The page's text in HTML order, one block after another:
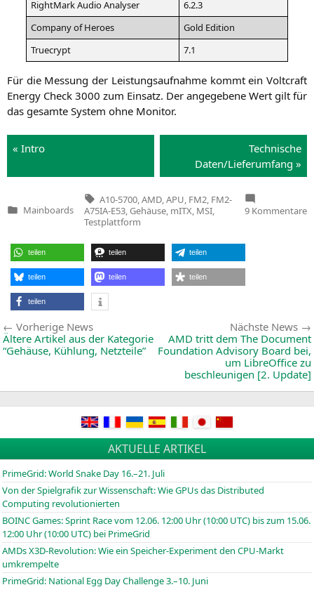
Right­Mark Audio Analyser
6.2.3
Com­pa­ny of Heroes
Gold Edi­ti­on
True­crypt
7.1
Für die Mes­sung der Leis­tungs­auf­nah­me kommt ein Volt­craft
Ener­gy Check 3000 zum Ein­satz. Der ange­ge­be­ne Wert gilt für
das gesam­te Sys­tem ohne Monitor.
« Intro
Tech­ni­sche
Daten/Lieferumfang »
Veröffentlicht
Mainboards
Tags:
A10-5700 AMD APU FM2 FM2-
A75IA-E53,Gehäuse, mITX, MSI,
Testplattform
9 Kommentare
teilen teilen teilen
teilen teilen teilen
teilen
Beitragsnavigation
Vorherige NewsVorherige
News:
Ältere Artikel aus der Kategorie
“Gehäuse, Kühlung, Netzteile”
Nächste News
AMD tritt dem The Document
Foundation Advisory Board bei,
um LibreOffice zu
beschleunigen [2. Update]
AKTUELLE ARTIKEL
PrimeGrid: World Snake Day 16.–21. Juli
Von der Spielgrafik zur Wissenschaft: Wie GPUs das Distributed
Computing revolutionierten
BOINCGames: Sprint Race vom 12.06. 12:00 Uhr (10:00 UTC) bis zum 15.06.
12:00 Uhr (10:00 UTC) bei PrimeGrid
AMDs X3D-Revolution: Wie ein Speicher-Experiment den CPU-Markt
umkrempelte
PrimeGrid: National Egg Day Challenge 3.–10. Juni